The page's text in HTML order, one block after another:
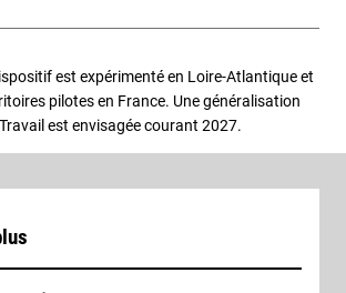
est expérimenté en Loire-Atlantique et
pilotes en France. Une généralisation
est envisagée courant 2027.